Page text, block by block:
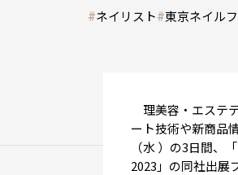
#ネイリスト#東京ネイル
理美容・エステ
ート技術や新商品
（水 ）の3日間、
2023」の同社出展